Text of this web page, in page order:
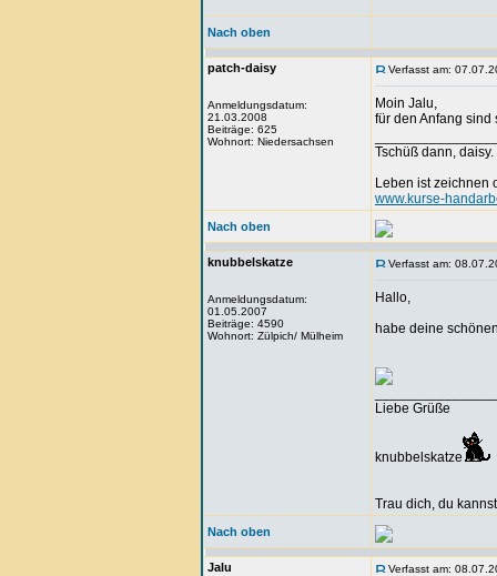
Nach oben
patch-daisy
Anmeldungsdatum:
21.03.2008
Beiträge: 625
Wohnort: Niedersachsen
Verfasst am:
Moin Jalu,
für den Anfang
Tschüß dann, daisy.
Leben ist zeichnen
www.kurse-
Nach oben
knubbelskatze
Anmeldungsdatum:
01.05.2007
Beiträge: 4590
Wohnort: Zülpich/ Mülheim
Verfasst am:
Hallo,
habe deine
Liebe Grüße
knubbelskatze
Trau dich, du
Nach oben
Jalu Verfasst am: